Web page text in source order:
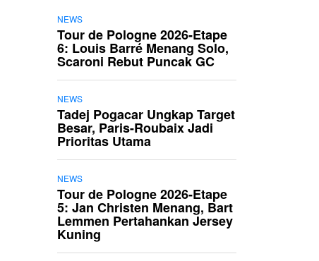
NEWS
Tour de Pologne 2026-Etape
6: Louis Barré Menang Solo,
Scaroni Rebut Puncak GC
NEWS
Tadej Pogacar Ungkap Target
Besar, Paris-Roubaix Jadi
Prioritas Utama
NEWS
Tour de Pologne 2026-Etape
5: Jan Christen Menang, Bart
Lemmen Pertahankan Jersey
Kuning